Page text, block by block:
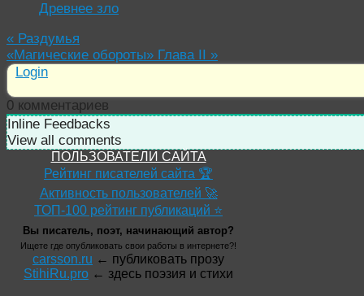
Древнее зло
« Раздумья
«Магические обороты» Глава II »
Login
0 комментариев
Inline Feedbacks
View all comments
ПОЛЬЗОВАТЕЛИ САЙТА
Рейтинг писателей сайта 🏆
Активность пользователей 🚀
ТОП-100 рейтинг публикаций ⭐
Вы писатель, поэт, начинающий автор?
Ищете где опубликовать свои работы в интернете?!
carsson.ru ← публиковать прозу
StihiRu.pro ← здесь поэзия и стихи